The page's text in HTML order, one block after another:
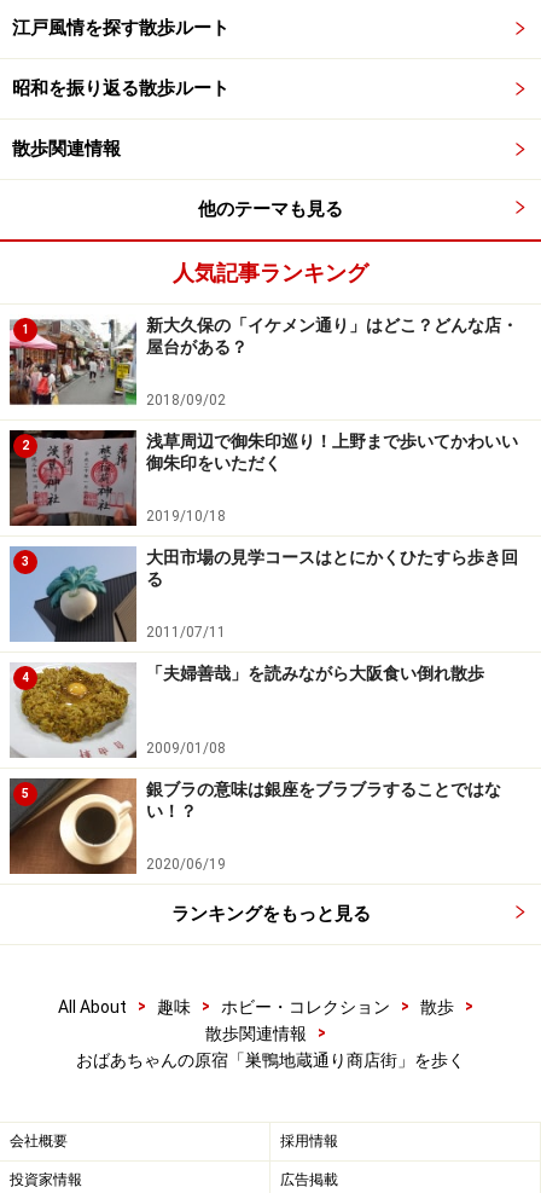
江戸風情を探す散歩ルート
昭和を振り返る散歩ルート
散歩関連情報
他のテーマも見る
人気記事ランキング
1
新大久保の「イケメン通り」はどこ？どんな店・
屋台がある？
2018/09/02
2
浅草周辺で御朱印巡り！上野まで歩いてかわいい
御朱印をいただく
2019/10/18
3
大田市場の見学コースはとにかくひたすら歩き回
る
2011/07/11
4 「夫婦善哉」を読みながら大阪食い倒れ散歩
2009/01/08
5
銀ブラの意味は銀座をブラブラすることではな
い！？
2020/06/19
ランキングをもっと見る
All About > 趣味 > ホビー・コレクション > 散歩
>
散歩関連情報
>
おばあちゃんの原宿「巣鴨地蔵通り商店街」を歩く
会社概要 採用情報
投資家情報 広告掲載